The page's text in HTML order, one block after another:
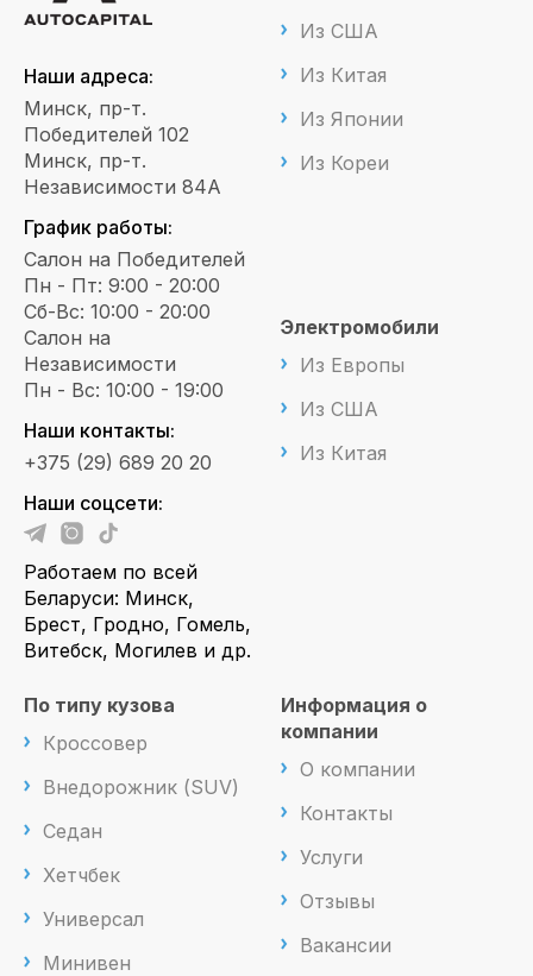
Наши адреса:
Минск, пр-т.
Победителей 102
Минск, пр-т.
Независимости 84А
График работы:
Салон на Победителей
Пн - Пт: 9:00 - 20:00
Сб-Вс: 10:00 - 20:00
Салон на
Независимости
Пн - Вс: 10:00 - 19:00
Наши контакты:
+375 (29) 689 20 20
Наши соцсети:
Работаем по всей
Беларуси: Минск,
Брест, Гродно, Гомель,
Витебск, Могилев и др.
Из США
Из Китая
Из Японии
Из Кореи
Электромобили
Из Европы
Из США
Из Китая
По типу кузова
Кроссовер
Внедорожник (SUV)
Седан
Хетчбек
Универсал
Минивен
Информация о
компании
О компании
Контакты
Услуги
Отзывы
Вакансии